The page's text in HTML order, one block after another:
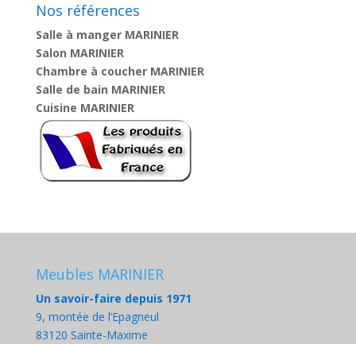
Nos références
Salle à manger MARINIER
Salon MARINIER
Chambre à coucher MARINIER
Salle de bain MARINIER
Cuisine MARINIER
Meubles MARINIER
Un savoir-faire depuis 1971
9, montée de l’Epagneul
83120 Sainte-Maxime